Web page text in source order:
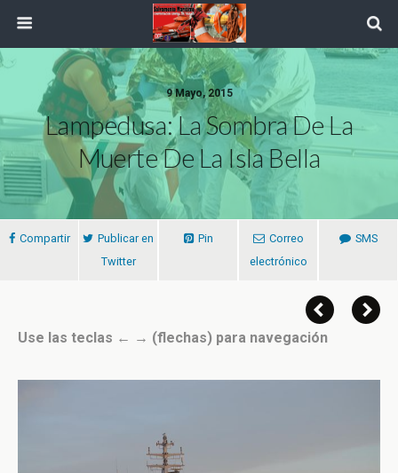
9 Mayo, 2015
Lampedusa: La Sombra De La
Muerte De La Isla Bella
Compartir
Publicar en
Twitter
Pin
Correo
electrónico
SMS
Use las teclas ← → (flechas) para navegación